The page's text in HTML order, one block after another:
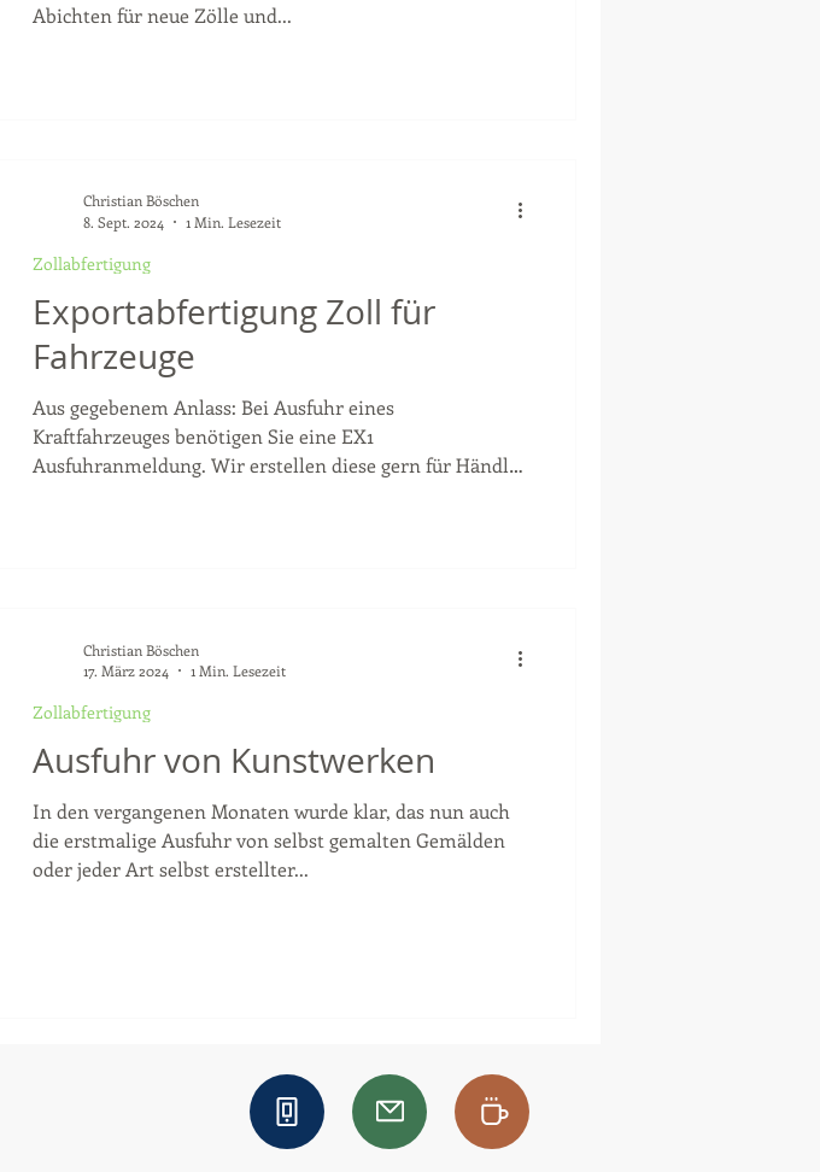
Abichten für neue Zölle und...
Exportabfertigung Zoll für
Fahrzeuge
Aus gegebenem Anlass: Bei Ausfuhr eines
Kraftfahrzeuges benötigen Sie eine EX1
Ausfuhranmeldung. Wir erstellen diese gern für Händler
Zollabfertigung
Christian Böschen
8. Sept. 2024
1 Min. Lesezeit
Ausfuhr von Kunstwerken
In den vergangenen Monaten wurde klar, das nun auch
die erstmalige Ausfuhr von selbst gemalten Gemälden
oder jeder Art selbst erstellter...
Zollabfertigung
Christian Böschen
17. März 2024
1 Min. Lesezeit